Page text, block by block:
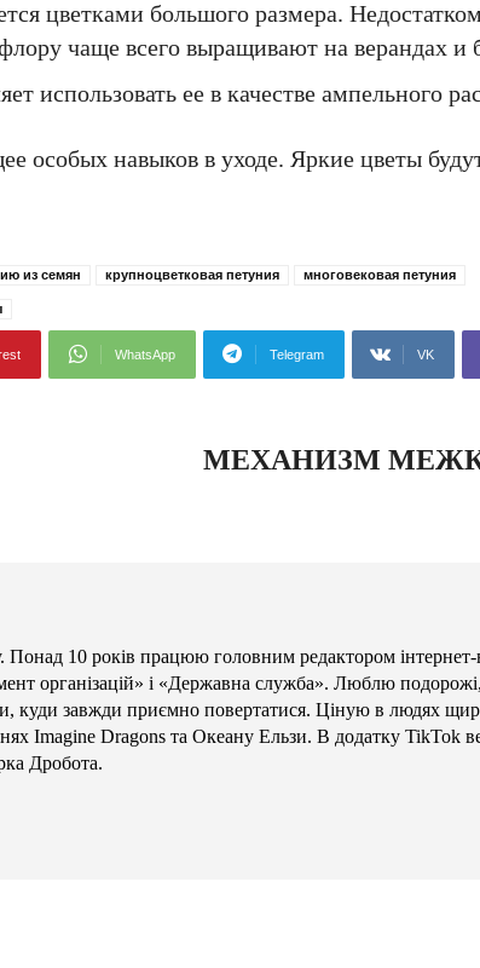
цветками большого размера.
чаще всего выращивают на верандах и
использовать ее в качестве ампельного
особых навыков в уходе. Яркие цветы
из семян крупноцветковая петуния многовековая петуния
WhatsApp Telegram VK
МЕХАНИЗМ
10 років працюю головним редактором
організацій» і «Державна служба». Люблю подорожі,
куди завжди приємно повертатися. Ціную в людях
Imagine Dragons та Океану Ельзи. В додатку TikTok
Дробота.